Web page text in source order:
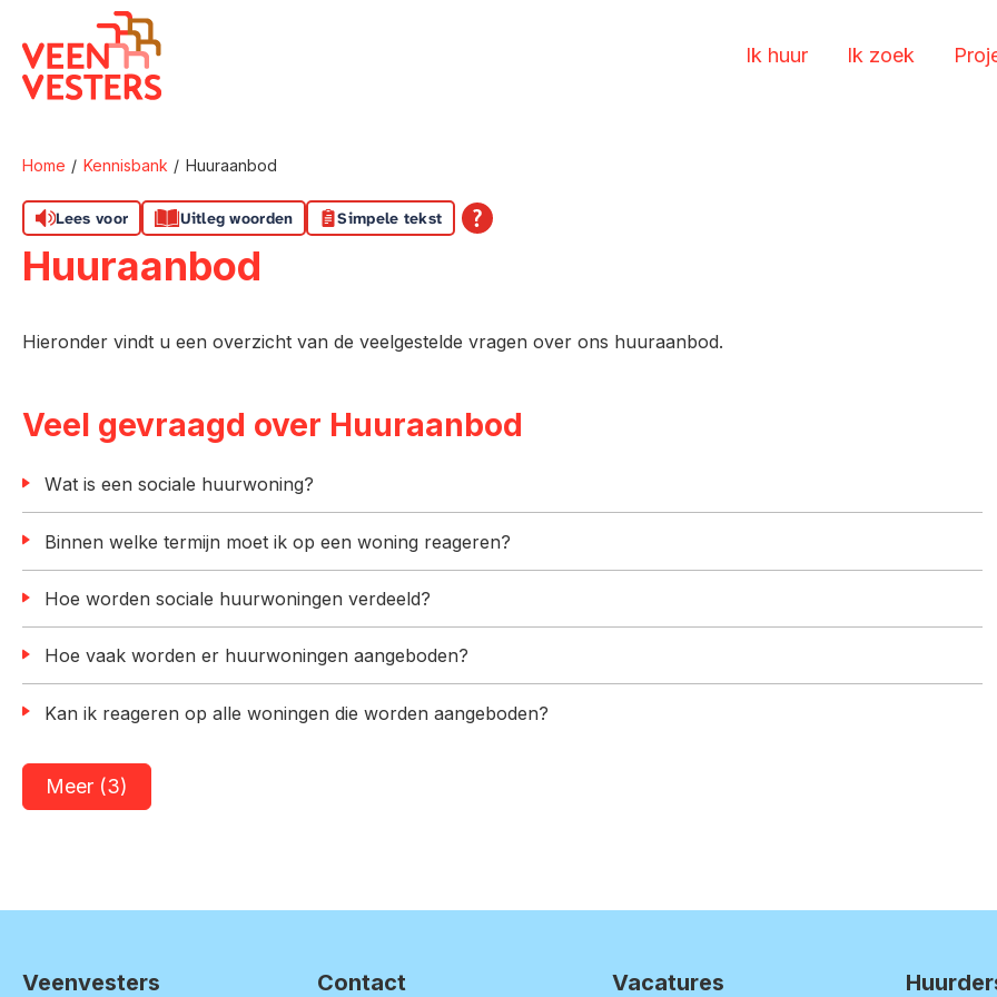
Naar hoofdinhoud
Naar hoofdnavigatiemenu
Naar zoeken
Naar de homepage
Ik huur Ik zoek
Home Kennisbank Huuraanbod
Lees voor Uitleg woorden Simpele tekst
Huuraanbod
Hieronder vindt u een overzicht van de veelgestelde vragen over ons huuraanbod.
Veel gevraagd over Huuraanbod
Wat is een sociale huurwoning?
Binnen welke termijn moet ik op een woning reageren?
Hoe worden sociale huurwoningen verdeeld?
Hoe vaak worden er huurwoningen aangeboden?
Kan ik reageren op alle woningen die worden aangeboden?
Meer (3)
Contactinformatie
Veenvesters Contact Vacatures